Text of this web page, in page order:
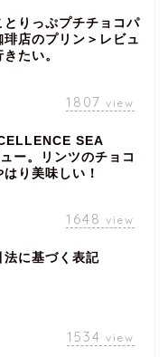
とりっぷプチチョコパ
琲店のプリン＞レビュ
たい。
1807 view
SEA
ー。リンツのチョコ
り美味しい！
1648 view
法に基づく表記
1534 view